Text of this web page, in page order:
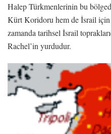
Halep Türkmenlerinin bu
Kürt Koridoru hem de İsrail
zamanda tarihsel İsrail
Rachel’in yurdudur.